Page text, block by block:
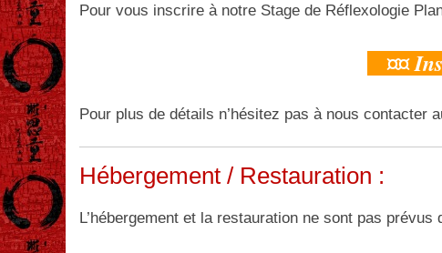
Pour vous inscrire à notre Stage de Réflexologie
¤¤
Pour plus de détails n’hésitez pas à nous contacter
Hébergement / Restauration :
L’hébergement et la restauration ne sont pas prévus